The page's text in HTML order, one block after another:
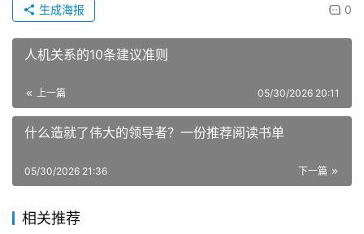
0
生成海报
人机关系的10条建议准则
上一篇 05/30/2026 20:11
什么造就了伟大的领导者？一份推荐阅读书单
下一篇
05/30/2026 21:36
相关推荐